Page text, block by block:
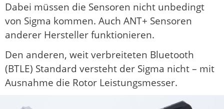
Dabei müssen die Sensoren nicht unbedingt
von Sigma kommen. Auch ANT+ Sensoren
anderer Hersteller funktionieren.
Den anderen, weit verbreiteten Bluetooth
(BTLE) Standard versteht der Sigma nicht – mit
Ausnahme die Rotor Leistungsmesser.